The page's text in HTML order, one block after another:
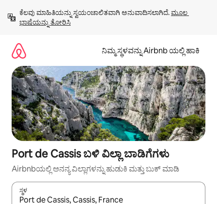
ಹೋಗಿ
ಕೆಲವು ಮಾಹಿತಿಯನ್ನು ಸ್ವಯಂಚಾಲಿತವಾಗಿ ಅನುವಾದಿಸಲಾಗಿದೆ. ಮೂಲ
ಭಾಷೆಯನ್ನು ತೋರಿಸಿ
ನಿಮ್ಮ ಸ್ಥಳವನ್ನು Airbnb ಯಲ್ಲಿ ಹಾಕಿ
Port de Cassis ಬಳಿ ವಿಲ್ಲಾ ಬಾಡಿಗೆಗಳು
Airbnbಯಲ್ಲಿ ಅನನ್ಯ ವಿಲ್ಲಾಗಳನ್ನು ಹುಡುಕಿ ಮತ್ತು ಬುಕ್ ಮಾಡಿ
ಸ್ಥಳ
ಫಲಿತಾಂಶಗಳು ಲಭ್ಯವಿರುವಾಗ, ಅಪ್ ಮತ್ತು ಡೌನ್ ಬಾಣದ ಕೀಲಿಗಳೊಂದಿಗೆ